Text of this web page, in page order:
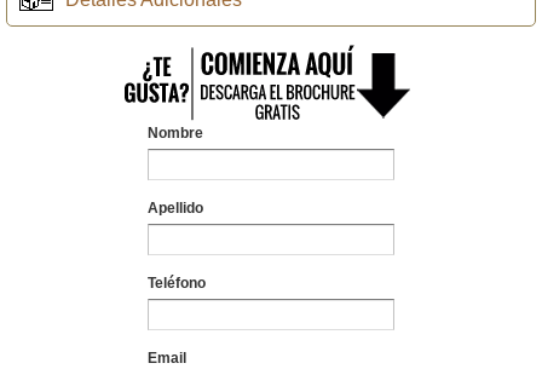
Nombre
Apellido
Teléfono
Email